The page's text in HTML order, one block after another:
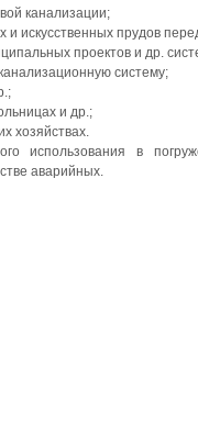
канализации;
искусственных прудов
проектов и др.
систему;
и др.;
хозяйствах.
использования в
аварийных.